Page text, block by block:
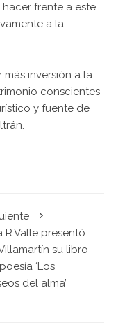
frente a este
a la
más inversión a la
conscientes
y fuente de
R.Valle presentó
su libro
‘Los
del alma’